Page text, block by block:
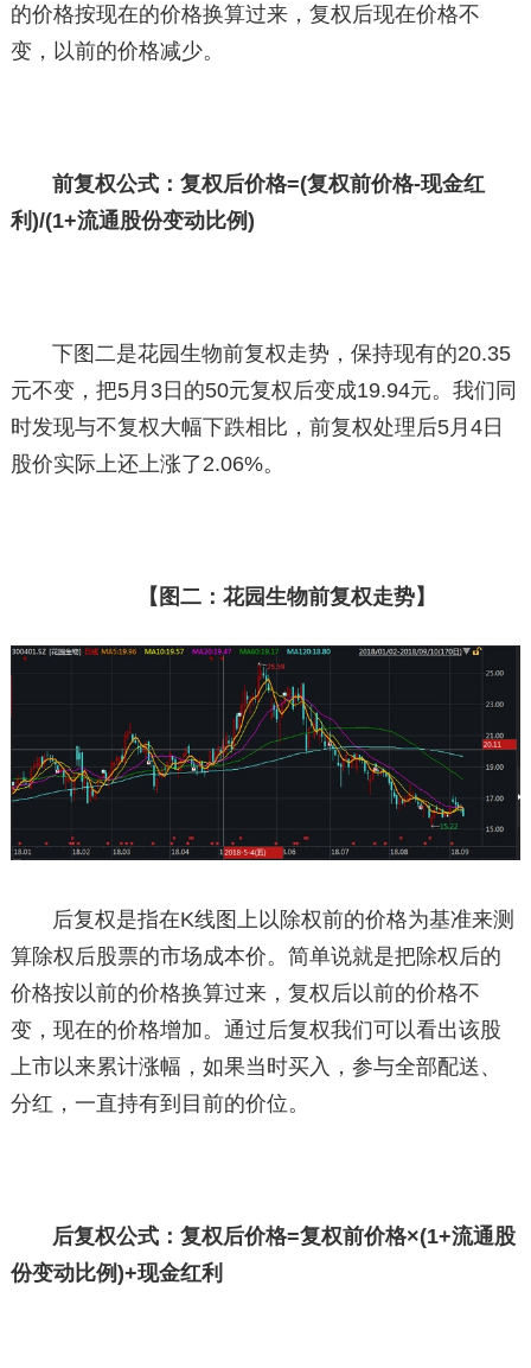
的价格按现在的价格换算过来，复权后现在价格不
变，以前的价格减少。
前复权公式：复权后价格=(复权前价格-现金红
利)/(1+流通股份变动比例)
下图二是花园生物前复权走势，保持现有的20.35
元不变，把5月3日的50元复权后变成19.94元。我们同
时发现与不复权大幅下跌相比，前复权处理后5月4日
股价实际上还上涨了2.06%。
【图二：花园生物前复权走势】
后复权是指在K线图上以除权前的价格为基准来测
算除权后股票的市场成本价。简单说就是把除权后的
价格按以前的价格换算过来，复权后以前的价格不
变，现在的价格增加。通过后复权我们可以看出该股
上市以来累计涨幅，如果当时买入，参与全部配送、
分红，一直持有到目前的价位。
后复权公式：复权后价格=复权前价格×(1+流通股
份变动比例)+现金红利